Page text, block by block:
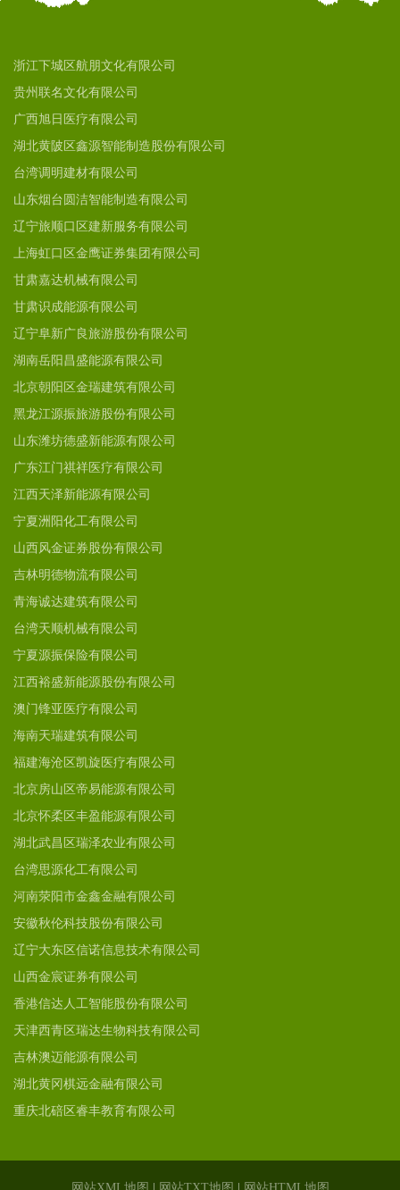
浙江下城区航朋文化有限公司
贵州联名文化有限公司
广西旭日医疗有限公司
湖北黄陂区鑫源智能制造股份有限公司
台湾调明建材有限公司
山东烟台圆洁智能制造有限公司
辽宁旅顺口区建新服务有限公司
上海虹口区金鹰证券集团有限公司
甘肃嘉达机械有限公司
甘肃识成能源有限公司
辽宁阜新广良旅游股份有限公司
湖南岳阳昌盛能源有限公司
北京朝阳区金瑞建筑有限公司
黑龙江源振旅游股份有限公司
山东潍坊德盛新能源有限公司
广东江门祺祥医疗有限公司
江西天泽新能源有限公司
宁夏洲阳化工有限公司
山西风金证券股份有限公司
吉林明德物流有限公司
青海诚达建筑有限公司
台湾天顺机械有限公司
宁夏源振保险有限公司
江西裕盛新能源股份有限公司
澳门锋亚医疗有限公司
海南天瑞建筑有限公司
福建海沧区凯旋医疗有限公司
北京房山区帝易能源有限公司
北京怀柔区丰盈能源有限公司
湖北武昌区瑞泽农业有限公司
台湾思源化工有限公司
河南荥阳市金鑫金融有限公司
安徽秋伦科技股份有限公司
辽宁大东区信诺信息技术有限公司
山西金宸证券有限公司
香港信达人工智能股份有限公司
天津西青区瑞达生物科技有限公司
吉林澳迈能源有限公司
湖北黄冈棋远金融有限公司
重庆北碚区睿丰教育有限公司